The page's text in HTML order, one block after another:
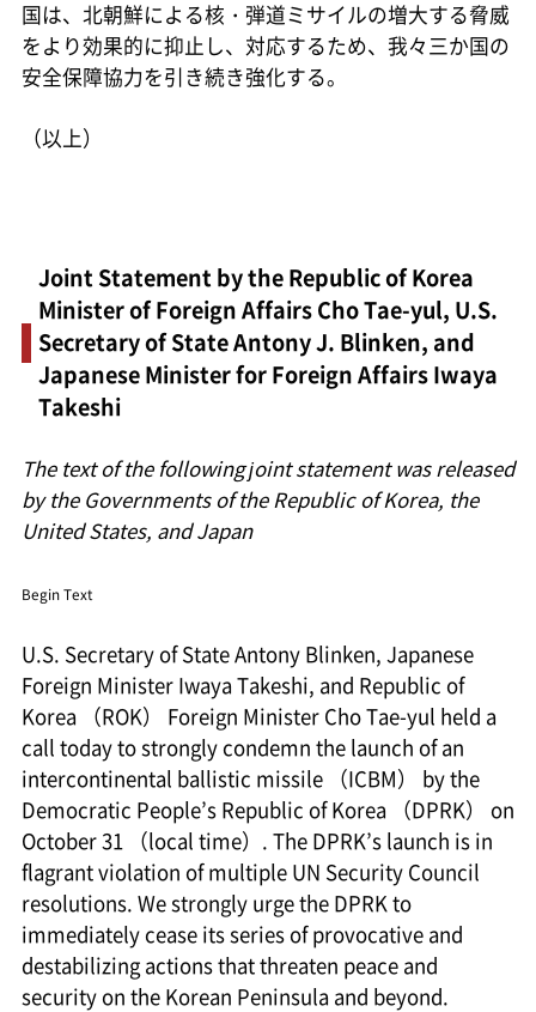
国は、北朝鮮による核・弾道ミサイルの増大する脅威
をより効果的に抑止し、対応するため、我々三か国の
安全保障協力を引き続き強化する。
（以上）
Joint Statement by the Republic of Korea
Minister of Foreign Affairs Cho Tae-yul, U.S.
Secretary of State Antony J. Blinken, and
Japanese Minister for Foreign Affairs Iwaya
Takeshi
The text of the following joint statement was released
by the Governments of the Republic of Korea, the
United States, and Japan
Begin Text
U.S. Secretary of State Antony Blinken, Japanese
Foreign Minister Iwaya Takeshi, and Republic of
Korea （ROK） Foreign Minister Cho Tae-yul held a
call today to strongly condemn the launch of an
intercontinental ballistic missile （ICBM） by the
Democratic People’s Republic of Korea （DPRK） on
October 31 （local time）. The DPRK’s launch is in
flagrant violation of multiple UN Security Council
resolutions. We strongly urge the DPRK to
immediately cease its series of provocative and
destabilizing actions that threaten peace and
security on the Korean Peninsula and beyond.